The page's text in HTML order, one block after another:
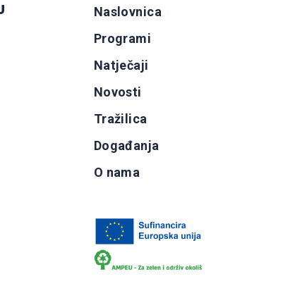
Naslovnica
Programi
Natječaji
Novosti
Tražilica
Događanja
O nama